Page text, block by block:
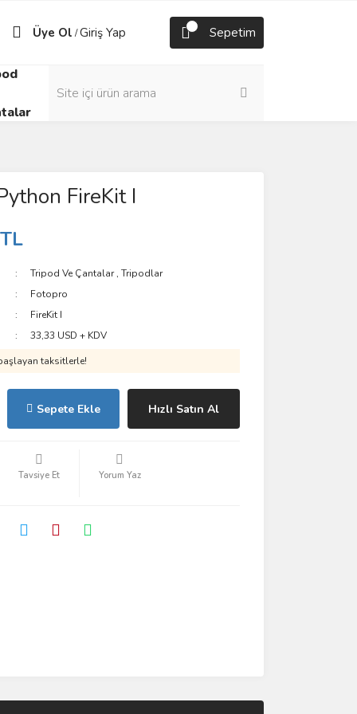
Üye Ol /Giriş Yap Sepetim
FireKit I
Tripod Ve Çantalar,Tripodlar
Fotopro
FireKit I
33,33 USD + KDV
taksitlerle!
Sepete Ekle Hızlı Satın Al
Tavsiye Et Yorum Yaz